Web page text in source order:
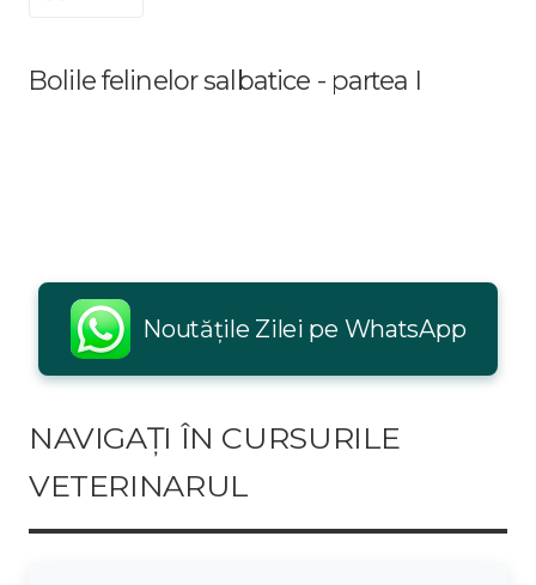
Bolile felinelor salbatice - partea I
Noutățile Zilei pe WhatsApp
NAVIGAȚI ÎN CURSURILE
VETERINARUL